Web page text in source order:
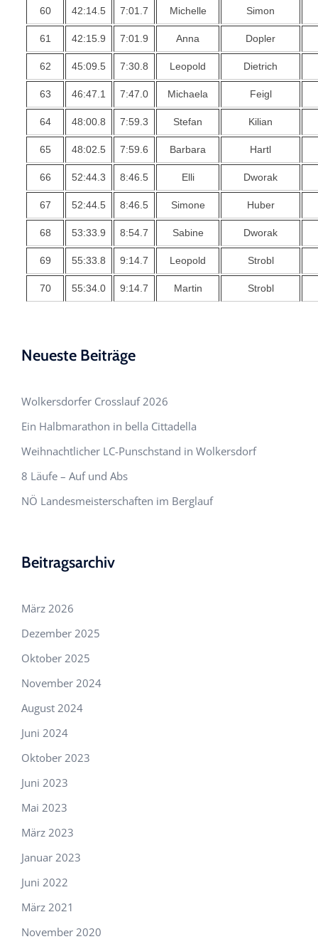
60 42:14.5 7:01.7 Michelle Simon
61 42:15.9 7:01.9 Anna Dopler
62 45:09.5 7:30.8 Leopold Dietrich
63 46:47.1 7:47.0 Michaela Feigl
64 48:00.8 7:59.3 Stefan Kilian
65 48:02.5 7:59.6 Barbara Hartl
66 52:44.3 8:46.5 Elli Dworak
67 52:44.5 8:46.5 Simone Huber
68 53:33.9 8:54.7 Sabine Dworak
69 55:33.8 9:14.7 Leopold Strobl
70 55:34.0 9:14.7 Martin Strobl
Neueste Beiträge
Wolkersdorfer Crosslauf 2026
Ein Halbmarathon in bella Cittadella
Weihnachtlicher LC-Punschstand in Wolkersdorf
8 Läufe – Auf und Abs
NÖ Landesmeisterschaften im Berglauf
Beitragsarchiv
März 2026
Dezember 2025
Oktober 2025
November 2024
August 2024
Juni 2024
Oktober 2023
Juni 2023
Mai 2023
März 2023
Januar 2023
Juni 2022
März 2021
November 2020